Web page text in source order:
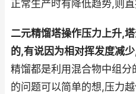
正常生产时有降低趋势,则
二元精馏塔操作压力上升,
的,有说因为相对挥发度减
精馏都是利用混合物中组
的问题可以简单的想,压力